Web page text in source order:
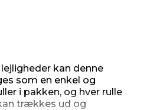
kan denne
som en enkel og
i pakken, og hver rulle
trækkes ud og